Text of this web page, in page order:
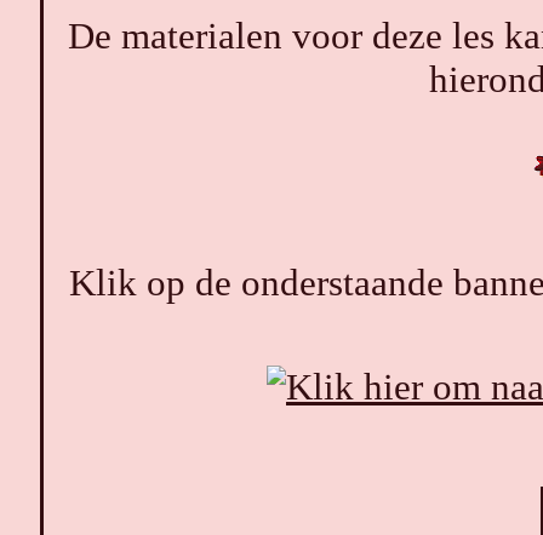
De materialen voor deze les
Klik op de onderstaande